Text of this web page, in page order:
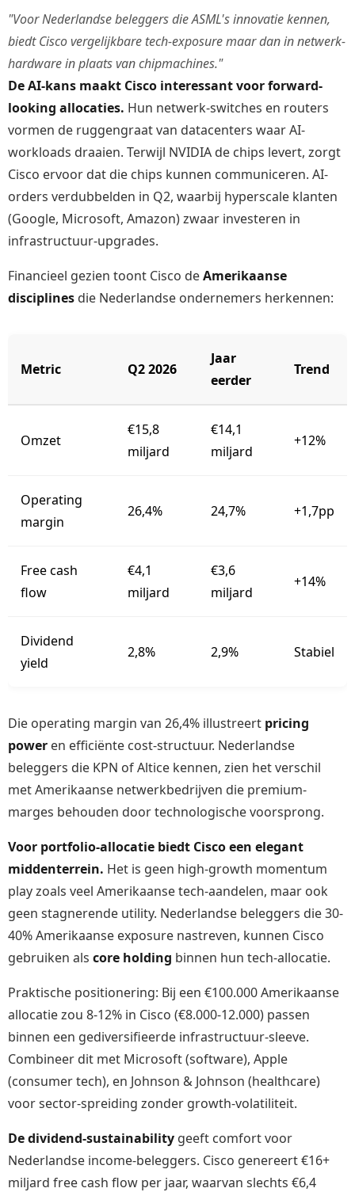
"Voor Nederlandse beleggers die ASML's innovatie kennen,
biedt Cisco vergelijkbare tech-exposure maar dan in netwerk-
hardware in plaats van chipmachines."
De AI-kans maakt Cisco interessant voor forward-
looking allocaties. Hun netwerk-switches en routers
vormen de ruggengraat van datacenters waar AI-
workloads draaien. Terwijl NVIDIA de chips levert, zorgt
Cisco ervoor dat die chips kunnen communiceren. AI-
orders verdubbelden in Q2, waarbij hyperscale klanten
(Google, Microsoft, Amazon) zwaar investeren in
infrastructuur-upgrades.
Financieel gezien toont Cisco deAmerikaanse
disciplines die Nederlandse ondernemers herkennen:
Metric Q2 2026
Jaar
eerder
Trend
Omzet
€15,8
miljard
€14,1
miljard
+12%
Operating
margin
26,4% 24,7% +1,7pp
Free cash
flow
€4,1
miljard
€3,6
miljard
+14%
Dividend
yield
2,8% 2,9% Stabiel
Die operating margin van 26,4% illustreert pricing
power en efficiënte cost-structuur. Nederlandse
beleggers die KPN of Altice kennen, zien het verschil
met Amerikaanse netwerkbedrijven die premium-
marges behouden door technologische voorsprong.
Voor portfolio-allocatie biedt Cisco een elegant
middenterrein. Het is geen high-growth momentum
play zoals veel Amerikaanse tech-aandelen, maar ook
geen stagnerende utility. Nederlandse beleggers die 30-
40% Amerikaanse exposure nastreven, kunnen Cisco
gebruiken als core holding binnen hun tech-allocatie.
Praktische positionering: Bij een €100.000 Amerikaanse
allocatie zou 8-12% in Cisco (€8.000-12.000) passen
binnen een gediversifieerde infrastructuur-sleeve.
Combineer dit met Microsoft (software), Apple
(consumer tech), en Johnson & Johnson (healthcare)
voor sector-spreiding zonder growth-volatiliteit.
De dividend-sustainability geeft comfort voor
Nederlandse income-beleggers. Cisco genereert €16+
miljard free cash flow per jaar, waarvan slechts €6,4